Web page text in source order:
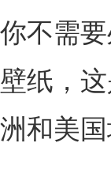
你不需
壁纸，
洲和美国